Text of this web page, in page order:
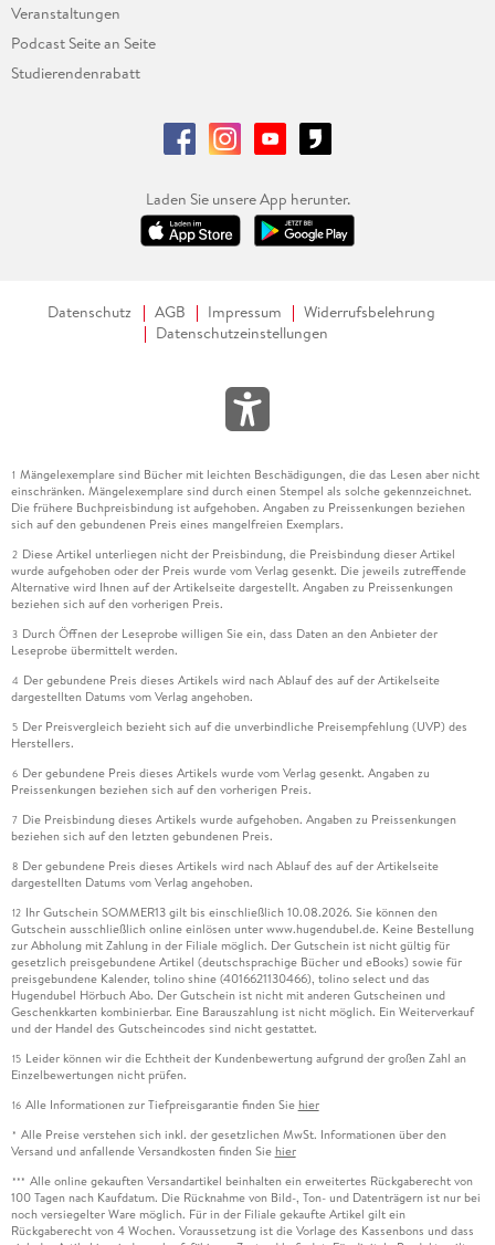
Veranstaltungen
Podcast Seite an Seite
Studierendenrabatt
Laden Sie unsere App herunter.
Datenschutz AGB Impressum
Widerrufsbelehrung
Datenschutzeinstellungen
1 Mängelexemplare sind Bücher mit leichten Beschädigungen, die das Lesen aber nicht
einschränken. Mängelexemplare sind durch einen Stempel als solche gekennzeichnet.
Die frühere Buchpreisbindung ist aufgehoben. Angaben zu Preissenkungen beziehen
sich auf den gebundenen Preis eines mangelfreien Exemplars.
2 Diese Artikel unterliegen nicht der Preisbindung, die Preisbindung dieser Artikel
wurde aufgehoben oder der Preis wurde vom Verlag gesenkt. Die jeweils zutreffende
Alternative wird Ihnen auf der Artikelseite dargestellt. Angaben zu Preissenkungen
beziehen sich auf den vorherigen Preis.
3 Durch Öffnen der Leseprobe willigen Sie ein, dass Daten an den Anbieter der
Leseprobe übermittelt werden.
4 Der gebundene Preis dieses Artikels wird nach Ablauf des auf der Artikelseite
dargestellten Datums vom Verlag angehoben.
5 Der Preisvergleich bezieht sich auf die unverbindliche Preisempfehlung (UVP) des
Herstellers.
6 Der gebundene Preis dieses Artikels wurde vom Verlag gesenkt. Angaben zu
Preissenkungen beziehen sich auf den vorherigen Preis.
7 Die Preisbindung dieses Artikels wurde aufgehoben. Angaben zu Preissenkungen
beziehen sich auf den letzten gebundenen Preis.
8 Der gebundene Preis dieses Artikels wird nach Ablauf des auf der Artikelseite
dargestellten Datums vom Verlag angehoben.
12 Ihr Gutschein SOMMER13 gilt bis einschließlich 10.08.2026. Sie können den
Gutschein ausschließlich online einlösen unter www.hugendubel.de. Keine Bestellung
zur Abholung mit Zahlung in der Filiale möglich. Der Gutschein ist nicht gültig für
gesetzlich preisgebundene Artikel (deutschsprachige Bücher und eBooks) sowie für
preisgebundene Kalender, tolino shine (4016621130466), tolino select und das
Hugendubel Hörbuch Abo. Der Gutschein ist nicht mit anderen Gutscheinen und
Geschenkkarten kombinierbar. Eine Barauszahlung ist nicht möglich. Ein Weiterverkauf
und der Handel des Gutscheincodes sind nicht gestattet.
15 Leider können wir die Echtheit der Kundenbewertung aufgrund der großen Zahl an
Einzelbewertungen nicht prüfen.
16 Alle Informationen zur Tiefpreisgarantie finden Sie hier
* Alle Preise verstehen sich inkl. der gesetzlichen MwSt. Informationen über den
Versand und anfallende Versandkosten finden Sie hier
*** Alle online gekauften Versandartikel beinhalten ein erweitertes Rückgaberecht von
100 Tagen nach Kaufdatum. Die Rücknahme von Bild-, Ton- und Datenträgern ist nur bei
noch versiegelter Ware möglich. Für in der Filiale gekaufte Artikel gilt ein
Rückgaberecht von 4 Wochen. Voraussetzung ist die Vorlage des Kassenbons und dass